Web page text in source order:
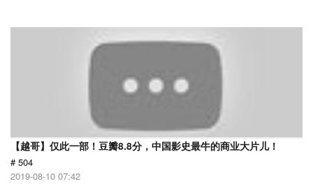
【越哥】仅此一部！豆瓣8.8分，中国影史最牛的商业大片儿！
# 504
2019-08-10 07:42